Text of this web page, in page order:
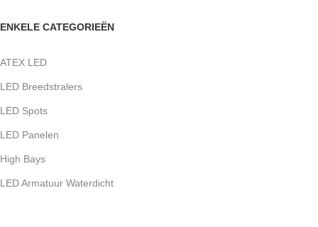
ENKELE CATEGORIEËN
ATEX LED
LED Breedstralers
LED Spots
LED Panelen
High Bays
LED Armatuur Waterdicht